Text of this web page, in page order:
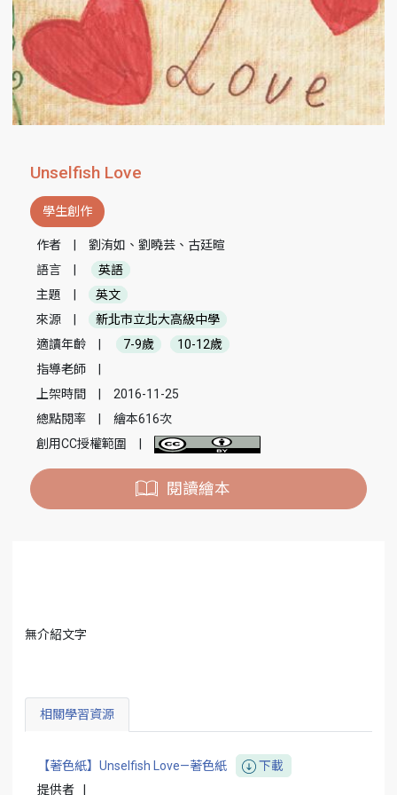
Unselfish Love
學生創作
作者
劉洧如、劉曉芸、古廷暄
語言
英語
主題
英文
來源
新北市立北大高級中學
適讀年齡
7-9歲
10-12歲
指導老師
上架時間
2016-11-25
總點閱率
繪本616次
創用CC授權範圍
閱讀繪本
無介紹文字
相關學習資源
【著色紙】Unselfish Love—著色紙
下載
提供者